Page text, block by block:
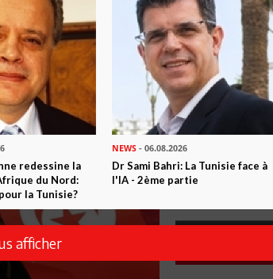
redessine la
du Nord:
la Tunisie?
NEWS- 06.08.2026
Dr Sami Bahri: La Tunisie face à
l'IA - 2ème partie
afficher